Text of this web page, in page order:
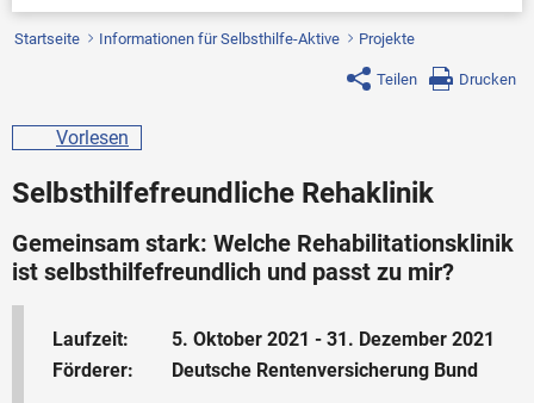
Startseite Informationen für Selbsthilfe-Aktive Projekte
Teilen Drucken
Vorlesen
Selbsthilfefreundliche Rehaklinik
Gemeinsam stark: Welche Rehabilitationsklinik
ist selbsthilfefreundlich und passt zu mir?
Laufzeit:
5. Oktober 2021 - 31. Dezember 2021
Förderer:
Deutsche Rentenversicherung Bund